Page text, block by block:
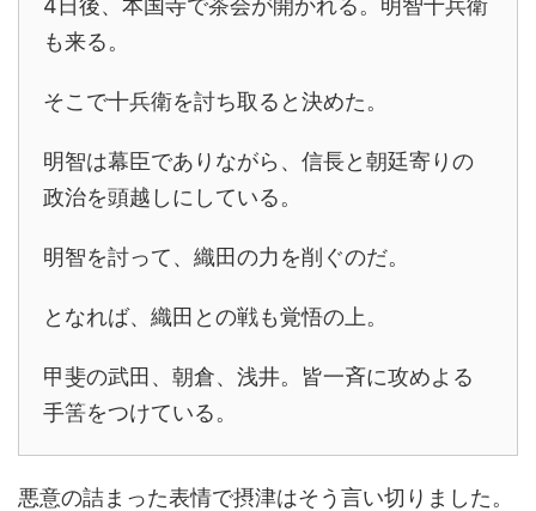
4日後、本国寺で茶会が開かれる。明智十兵衛
も来る。
そこで十兵衛を討ち取ると決めた。
明智は幕臣でありながら、信長と朝廷寄りの
政治を頭越しにしている。
明智を討って、織田の力を削ぐのだ。
となれば、織田との戦も覚悟の上。
甲斐の武田、朝倉、浅井。皆一斉に攻めよる
手筈をつけている。
悪意の詰まった表情で摂津はそう言い切りました。